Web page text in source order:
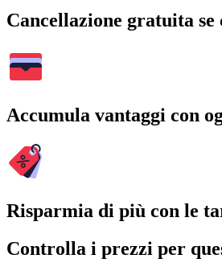
Cancellazione gratuita
Accumula vantaggi con
Risparmia di più con le
Controlla i prezzi per